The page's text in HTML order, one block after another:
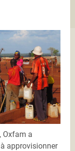
Oxfam a
approvisionner